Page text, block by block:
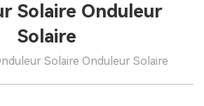
Solaire Onduleur
Solaire
Solaire Onduleur Solaire